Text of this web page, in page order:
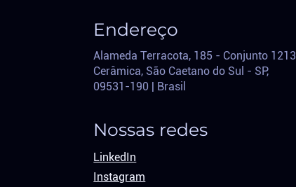
Endereço
Alameda Terracota, 185 - Conjunto 1213
Cerâmica, São Caetano do Sul - SP,
09531-190 | Brasil
Nossas redes
LinkedIn
Instagram